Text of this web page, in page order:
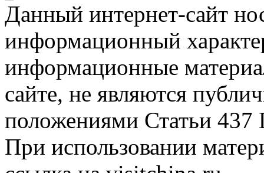
Данный интернет-сайт
информационный
информационные
сайте, не являются
положениями Статьи 437
При использовании